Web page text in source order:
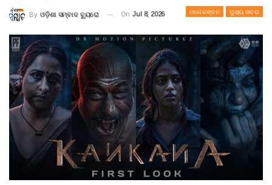
ମନୋରଞ୍ଜନ ମୁଖ୍ୟ ଖବର
By ଓଡ଼ିଶା ସମ୍ବାଦ ବ୍ୟୁରୋ On Jul 8, 2026